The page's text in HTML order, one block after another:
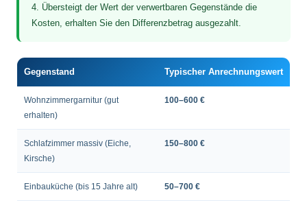
4. Übersteigt der Wert der verwertbaren Gegenstände die
Kosten, erhalten Sie den Differenzbetrag ausgezahlt.
Gegenstand Typischer Anrechnungswert
Wohnzimmergarnitur (gut
erhalten)
100–600 €
Schlafzimmer massiv (Eiche,
Kirsche)
150–800 €
Einbauküche (bis 15 Jahre alt) 50–700 €